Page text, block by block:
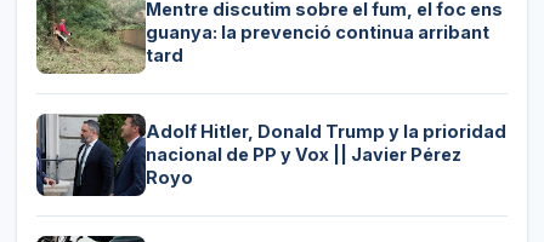
Mentre discutim sobre el fum, el foc ens
guanya: la prevenció continua arribant
tard
Adolf Hitler, Donald Trump y la prioridad
nacional de PP y Vox || Javier Pérez
Royo